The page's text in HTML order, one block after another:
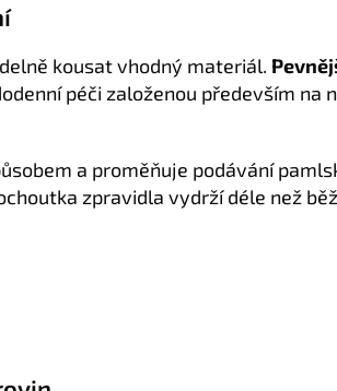
kousat vhodný materiál.
péči založenou především na
a proměňuje podávání
zpravidla vydrží déle než